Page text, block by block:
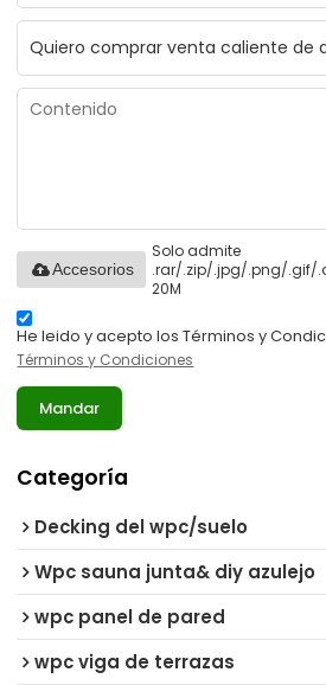
Solo admite
.rar/.zip/.jpg/.png/.gif/
20M
Accesorios
He leido y acepto los Términos y
Términos y Condiciones
Mandar
Categoría
Decking del wpc/suelo
Wpc sauna junta& diy azulejo
wpc panel de pared
wpc viga de terrazas